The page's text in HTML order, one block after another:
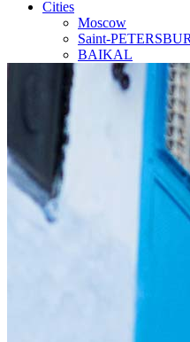
Cities
Moscow
Saint-
BAIKAL
SOCHI
GOLDEN RINGS
Our Team
Travel Agent
Contact
Top